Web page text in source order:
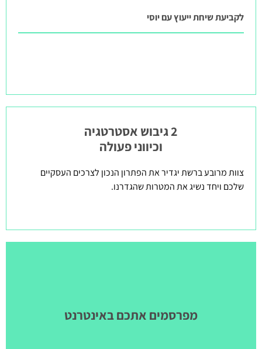
לקביעת שיחת ייעוץ עם יוסי
2 גיבוש אסטרטגיה
וכיווני פעולה
צוות מרובע ברשת יגדיר את הפתרון הנכון לצרכים העסקיים
שלכם ויחד נשיג את המטרות שהגדרנו.
מפרסמים אתכם באינטרנט​